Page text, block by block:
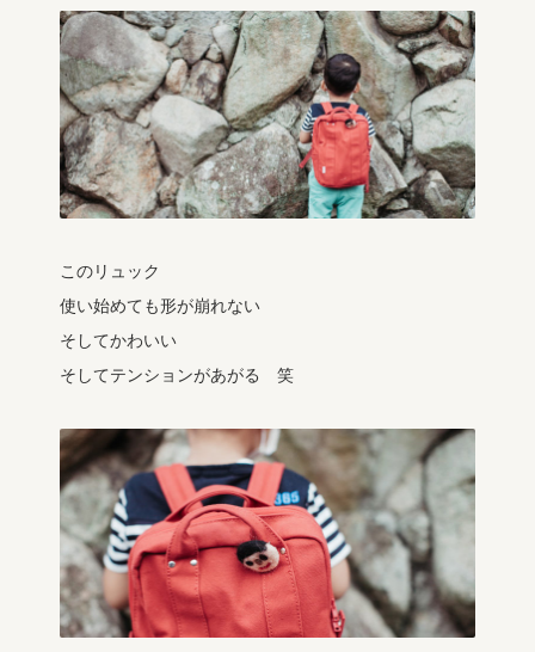
このリュック
使い始めても形が崩れない
そしてかわいい
そしてテンションがあがる 笑